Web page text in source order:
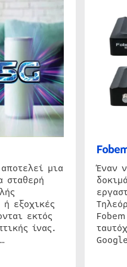
μια
σταθερή
εξοχικές
εκτός
ίνας.
Έναν